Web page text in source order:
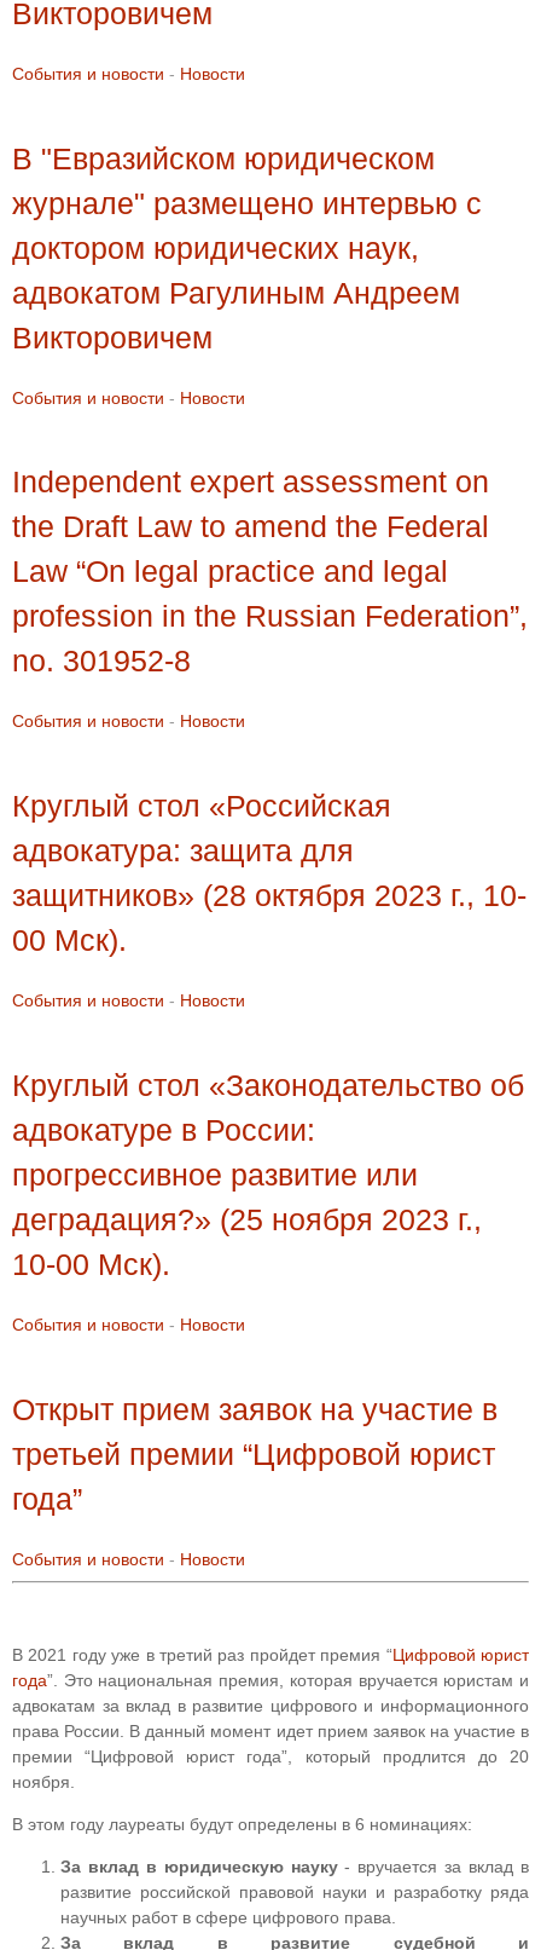
Викторовичем
События и новости - Новости
В "Евразийском юридическом
журнале" размещено интервью с
доктором юридических наук,
адвокатом Рагулиным Андреем
Викторовичем
События и новости - Новости
Independent expert assessment on
the Draft Law to amend the Federal
Law “On legal practice and legal
profession in the Russian Federation”,
no. 301952-8
События и новости - Новости
Круглый стол «Российская
адвокатура: защита для
защитников» (28 октября 2023 г., 10-
00 Мск).
События и новости - Новости
Круглый стол «Законодательство об
адвокатуре в России:
прогрессивное развитие или
деградация?» (25 ноября 2023 г.,
10-00 Мск).
События и новости - Новости
Открыт прием заявок на участие в
третьей премии “Цифровой юрист
года”
События и новости - Новости
В 2021 году уже в третий раз пройдет премия “Цифровой юрист
года”.
Это национальная премия, которая вручается юристам и
адвокатам за вклад в развитие цифрового и информационного
права России. В данный момент идет прием заявок на участие в
премии “Цифровой юрист года”, который продлится до 20
ноября.
В этом году лауреаты будут определены в 6 номинациях:
За вклад в юридическую науку- вручается за вклад в
развитие российской правовой науки и разработку ряда
научных работ в сфере цифрового права.
За вклад в развитие судебной и